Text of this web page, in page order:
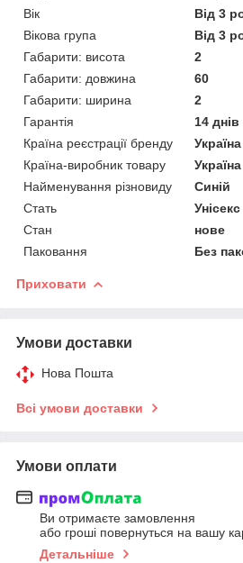
Вік
Від 3
Вікова група
Від 3
Габарити: висота
2
Габарити: довжина
60
Габарити: ширина
2
Гарантія
14 днів
Країна реєстрації бренду
Україна
Країна-виробник товару
Україна
Найменування різновиду
Синій
Стать
Унісекс
Стан
нове
Паковання
Без
Приховати
Умови доставки
Нова Пошта
Всі умови доставки
Умови оплати
Ви отримаєте замовлення
або гроші повернуться на вашу
Детальніше